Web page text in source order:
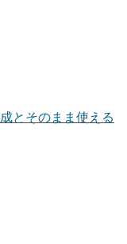
とそのまま使える